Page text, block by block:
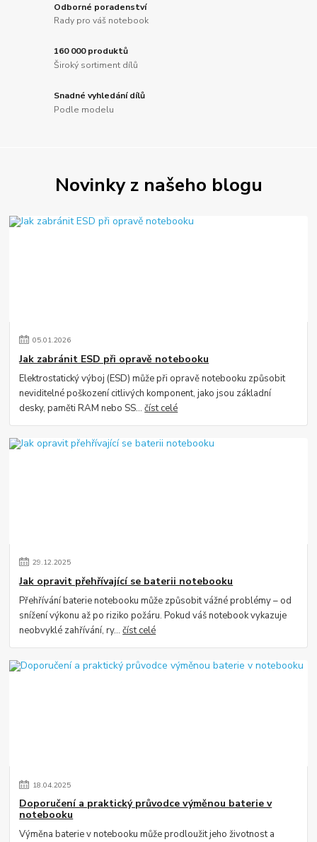
Odborné poradenství
Rady pro váš notebook
160 000 produktů
Široký sortiment dílů
Snadné vyhledání dílů
Podle modelu
Novinky z našeho blogu
05.01.2026
Jak zabránit ESD při opravě notebooku
Elektrostatický výboj (ESD) může při opravě notebooku způsobit
neviditelné poškození citlivých komponent, jako jsou základní
desky, paměti RAM nebo SS...číst celé
29.12.2025
Jak opravit přehřívající se baterii notebooku
Přehřívání baterie notebooku může způsobit vážné problémy – od
snížení výkonu až po riziko požáru. Pokud váš notebook vykazuje
neobvyklé zahřívání, ry...číst celé
18.04.2025
Doporučení a praktický průvodce výměnou baterie v
notebooku
Výměna baterie v notebooku může prodloužit jeho životnost a